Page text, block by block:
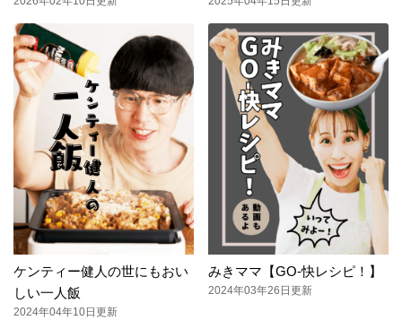
ケンティー健人の世にもおい
しい一人飯
2024年04年10日更新
みきママ【GO-快レシピ！】
2024年03年26日更新